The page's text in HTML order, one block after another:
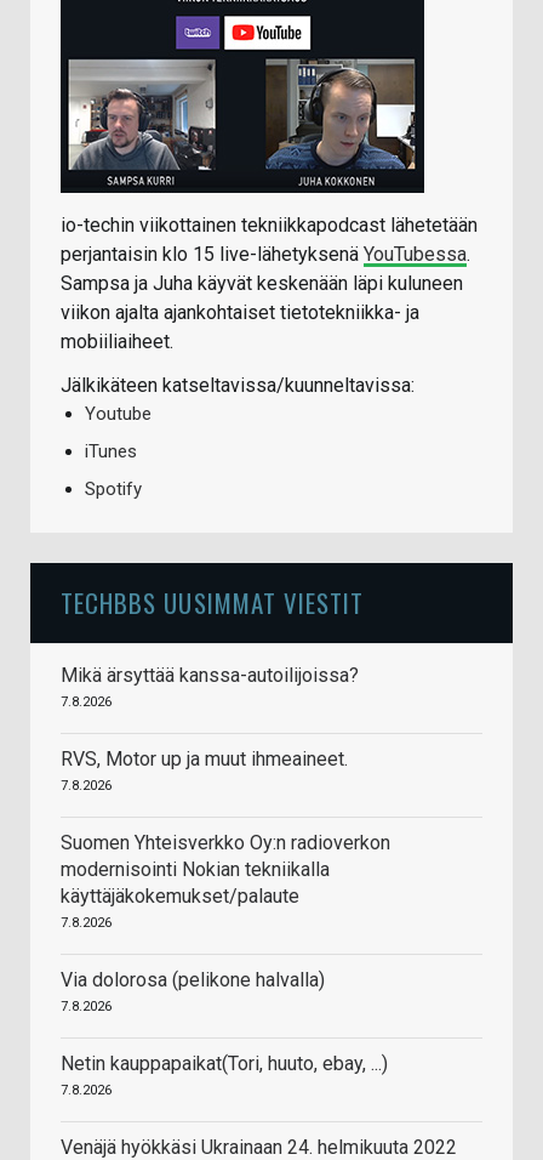
io-techin viikottainen tekniikkapodcast lähetetään
perjantaisin klo 15 live-lähetyksenä YouTubessa.
Sampsa ja Juha käyvät keskenään läpi kuluneen
viikon ajalta ajankohtaiset tietotekniikka- ja
mobiiliaiheet.
Jälkikäteen katseltavissa/kuunneltavissa:
Youtube
iTunes
Spotify
TECHBBS UUSIMMAT VIESTIT
Mikä ärsyttää kanssa-autoilijoissa?
7.8.2026
RVS, Motor up ja muut ihmeaineet.
7.8.2026
Suomen Yhteisverkko Oy:n radioverkon
modernisointi Nokian tekniikalla
käyttäjäkokemukset/palaute
7.8.2026
Via dolorosa (pelikone halvalla)
7.8.2026
Netin kauppapaikat(Tori, huuto, ebay, ...)
7.8.2026
Venäjä hyökkäsi Ukrainaan 24. helmikuuta 2022